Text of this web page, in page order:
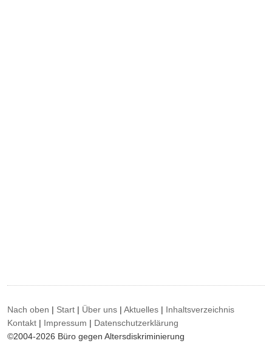
Nach oben | Start | Über uns |Aktuelles | Inhaltsverzeichnis
Kontakt | Impressum | Datenschutzerklärung
©2004-2026 Büro gegen Altersdiskriminierung